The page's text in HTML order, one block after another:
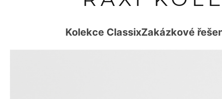
Kolekce ClassixZakázkové